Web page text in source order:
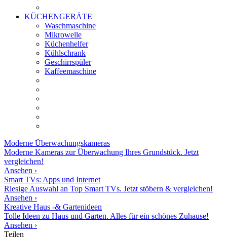
KÜCHENGERÄTE
Waschmaschine
Mikrowelle
Küchenhelfer
Kühlschrank
Geschirrspüler
Kaffeemaschine
Moderne Überwachungskameras
Moderne Kameras zur Überwachung Ihres Grundstück. Jetzt
vergleichen!
Ansehen ›
Smart TVs: Apps und Internet
Riesige Auswahl an Top Smart TVs. Jetzt stöbern & vergleichen!
Ansehen ›
Kreative Haus -& Gartenideen
Tolle Ideen zu Haus und Garten. Alles für ein schönes Zuhause!
Ansehen ›
Teilen